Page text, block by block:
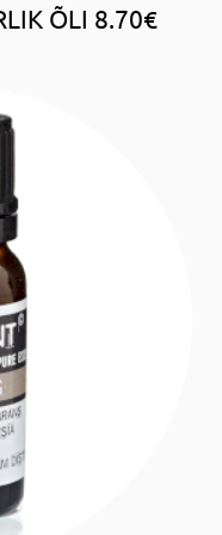
ÕLI 8.70€